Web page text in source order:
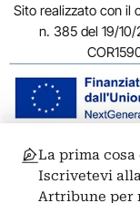
Sito realizzato con il
n. 385 del 19/10/
© 2011-2026
00186 Roma - P.I.
La prima
Iscrivetevi
Artribune per